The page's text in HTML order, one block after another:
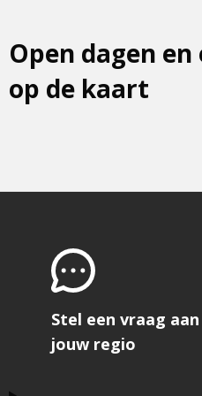
Open dagen
op de kaart
Stel een vraag
jouw regio